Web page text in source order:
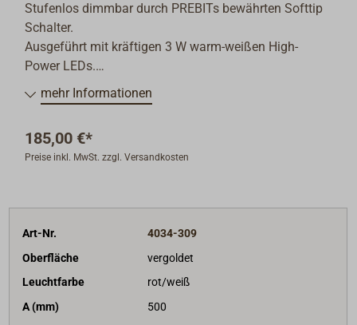
Stufenlos dimmbar durch PREBITs bewährten Softtip
Schalter.
Ausgeführt mit kräftigen 3 W warm-weißen High-
Power LEDs.
Für die Nachtfahrt weiß/rot wählbar.
Die Leuchten sind anschlussfertig für 11-30 Volt
Lieferung inklusive Leuchtmittel.
mehr Informationen
185,00 €*
Preise inkl. MwSt. zzgl. Versandkosten
Art-Nr.
4034-309
Oberfläche
vergoldet
Leuchtfarbe
rot/weiß
A (mm)
500